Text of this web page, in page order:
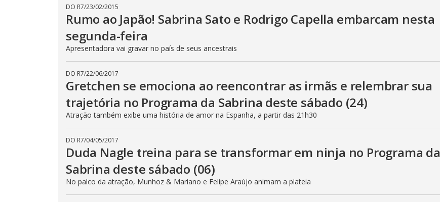
DO R7/23/02/2015
Rumo ao Japão! Sabrina Sato e Rodrigo Capella embarcam nesta
segunda-feira
Apresentadora vai gravar no país de seus ancestrais
DO R7/22/06/2017
Gretchen se emociona ao reencontrar as irmãs e relembrar sua
trajetória no Programa da Sabrina deste sábado (24)
Atração também exibe uma história de amor na Espanha, a partir das 21h30
DO R7/04/05/2017
Duda Nagle treina para se transformar em ninja no Programa da
Sabrina deste sábado (06)
No palco da atração, Munhoz & Mariano e Felipe Araújo animam a plateia